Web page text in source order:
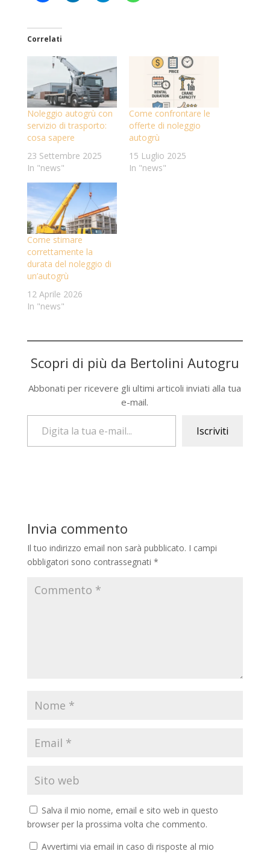
Correlati
Noleggio autogrù con
servizio di trasporto:
cosa sapere
23 Settembre 2025
In "news"
Come confrontare le
offerte di noleggio
autogrù
15 Luglio 2025
In "news"
Come stimare
correttamente la
durata del noleggio di
un’autogrù
12 Aprile 2026
In "news"
Scopri di più da Bertolini Autogru
Abbonati per ricevere gli ultimi articoli inviati alla tua
e-mail.
Digita la tua e-mail...
Iscriviti
Invia commento
Il tuo indirizzo email non sarà pubblicato. I campi
obbligatori sono contrassegnati *
Salva il mio nome, email e sito web in questo
browser per la prossima volta che commento.
Avvertimi via email in caso di risposte al mio